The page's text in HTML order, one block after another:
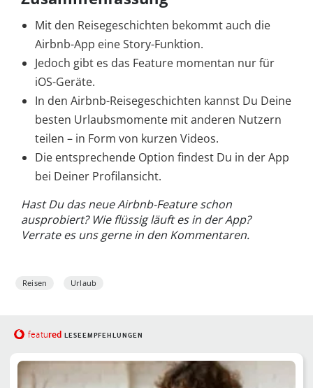
Mit den Reisegeschichten bekommt auch die
Airbnb-App eine Story-Funktion.
Jedoch gibt es das Feature momentan nur für
iOS-Geräte.
In den Airbnb-Reisegeschichten kannst Du Deine
besten Urlaubsmomente mit anderen Nutzern
teilen – in Form von kurzen Videos.
Die entsprechende Option findest Du in der App
bei Deiner Profilansicht.
Hast Du das neue Airbnb-Feature schon
ausprobiert? Wie flüssig läuft es in der App?
Verrate es uns gerne in den Kommentaren.
Reisen Urlaub
featured LESEEMPFEHLUNGEN